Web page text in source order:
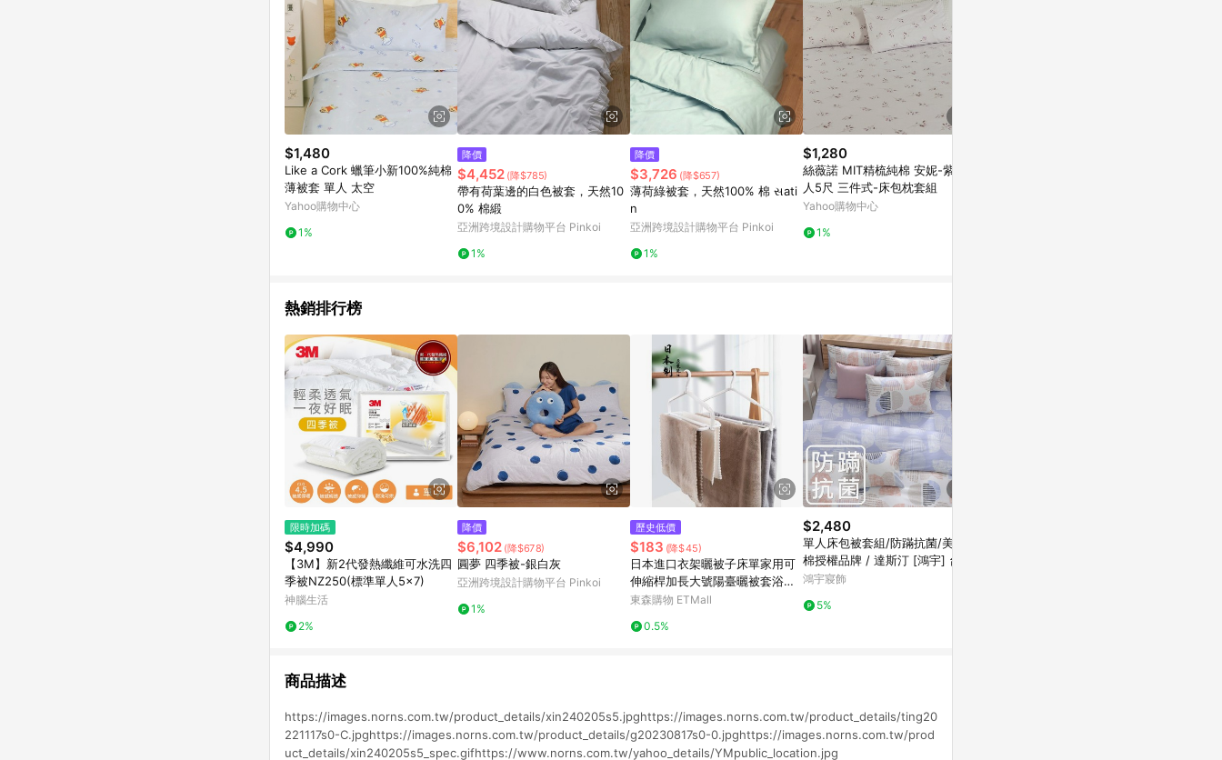
$1,480
Like a Cork 蠟筆小新100%純棉
薄被套 單人 太空
Yahoo購物中心
1%
降價
$4,452 (降$785)
帶有荷葉邊的白色被套，天然10
0% 棉緞
亞洲跨境設計購物平台 Pinkoi
1%
降價
$3,726 (降$657)
薄荷綠被套，天然100% 棉 સati
n
亞洲跨境設計購物平台 Pinkoi
1%
$1,280
絲薇諾 MIT精梳純棉 安妮-紫 雙
人5尺 三件式-床包枕套組
Yahoo購物中心
1%
熱銷排行榜
限時加碼
$4,990
【3M】新2代發熱纖維可水洗四
季被NZ250(標準單人5x7)
神腦生活
2%
降價
$6,102 (降$678)
圓夢 四季被-銀白灰
亞洲跨境設計購物平台 Pinkoi
1%
歷史低價
$183 (降$45)
日本進口衣架曬被子床單家用可
伸縮桿加長大號陽臺曬被套浴巾
神器
東森購物 ETMall
0.5%
$2,480
單人床包被套組/防蹣抗菌/美國
棉授權品牌 / 達斯汀 [鴻宇] 台灣
製 - 2305咖
鴻宇寢飾
5%
商品描述
https://images.norns.com.tw/product_details/xin240205s5.jpghttps://images.norns.com.tw/product_details/ting20
221117s0-C.jpghttps://images.norns.com.tw/product_details/g20230817s0-0.jpghttps://images.norns.com.tw/prod
uct_details/xin240205s5_spec.gifhttps://www.norns.com.tw/yahoo_details/YMpublic_location.jpg